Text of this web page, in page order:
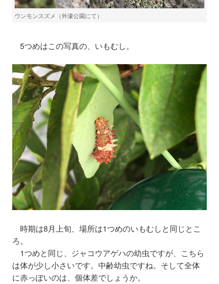
ウンモンスズメ（外濠公園にて）
5つめはこの写真の、いもむし。
時期は8月上旬、場所は1つめのいもむしと同じとこ
ろ。
1つめと同じ、ジャコウアゲハの幼虫ですが、こちら
は体が少し小さいです。中齢幼虫ですね。そして全体
に赤っぽいのは、個体差でしょうか。